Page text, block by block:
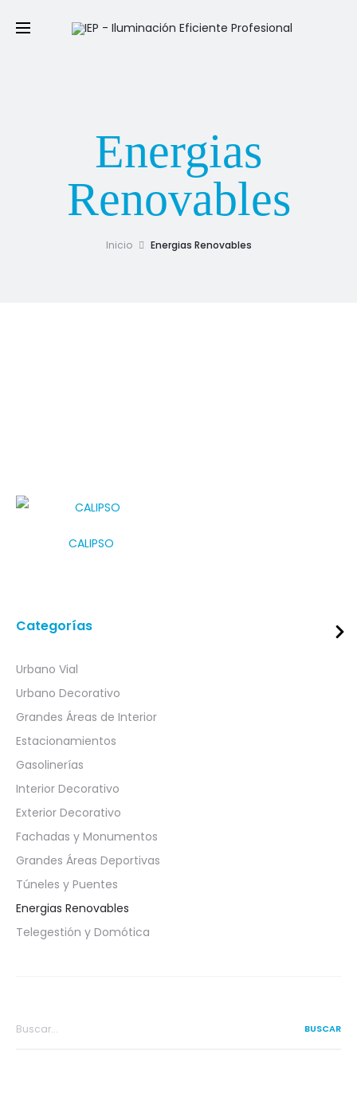
Energias
Renovables
Inicio Energias Renovables
CALIPSO
Categorías
Urbano Vial
Urbano Decorativo
Grandes Áreas de Interior
Estacionamientos
Gasolinerías
Interior Decorativo
Exterior Decorativo
Fachadas y Monumentos
Grandes Áreas Deportivas
Túneles y Puentes
Energias Renovables
Telegestión y Domótica